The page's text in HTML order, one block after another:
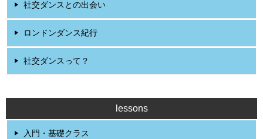
社交ダンスとの出会い
ロンドンダンス紀行
社交ダンスって？
lessons
入門・基礎クラス